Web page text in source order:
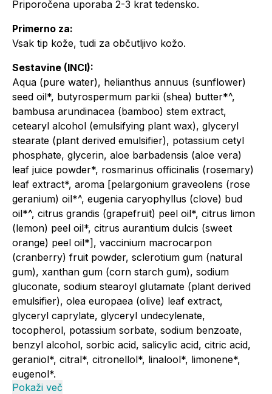
Priporočena uporaba 2-3 krat tedensko.
Primerno za:
Vsak tip kože, tudi za občutljivo kožo.
Sestavine (INCI):
Aqua (pure water), helianthus annuus (sunflower)
seed oil*, butyrospermum parkii (shea) butter*^,
bambusa arundinacea (bamboo) stem extract,
cetearyl alcohol (emulsifying plant wax), glyceryl
stearate (plant derived emulsifier), potassium cetyl
phosphate, glycerin, aloe barbadensis (aloe vera)
leaf juice powder*, rosmarinus officinalis (rosemary)
leaf extract*, aroma [pelargonium graveolens (rose
geranium) oil*^, eugenia caryophyllus (clove) bud
oil*^, citrus grandis (grapefruit) peel oil*, citrus limon
(lemon) peel oil*, citrus aurantium dulcis (sweet
orange) peel oil*], vaccinium macrocarpon
(cranberry) fruit powder, sclerotium gum (natural
gum), xanthan gum (corn starch gum), sodium
gluconate, sodium stearoyl glutamate (plant derived
emulsifier), olea europaea (olive) leaf extract,
glyceryl caprylate, glyceryl undecylenate,
tocopherol, potassium sorbate, sodium benzoate,
benzyl alcohol, sorbic acid, salicylic acid, citric acid,
geraniol*, citral*, citronellol*, linalool*, limonene*,
eugenol*.
Pokaži več